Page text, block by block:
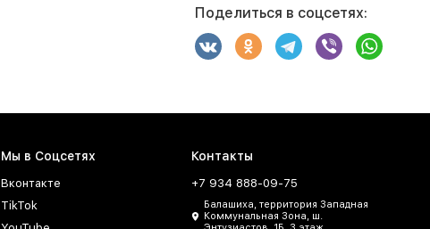
Поделиться в соцсетях:
Мы в Соцсетях
Вконтакте
TikTok
Контакты
+7 934 888-09-75
Балашиха, территория Западная
Коммунальная Зона, ш.